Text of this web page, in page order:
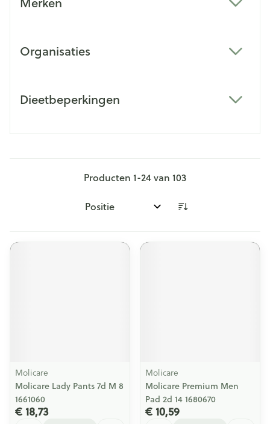
Organisaties
Dieetbeperkingen
Producten 1-24van 103
Sorteer op:
Molicare
Molicare Lady Pants 7d M 8
1661060
€ 18,73
Molicare
Molicare Premium Men
Pad 2d 14 1680670
€ 10,59